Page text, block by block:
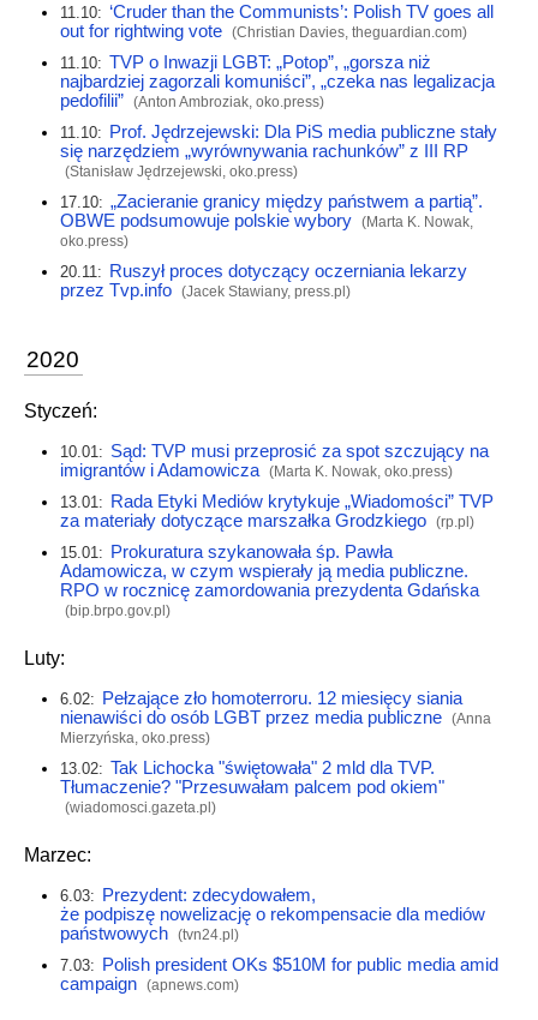
11.10: ‘Cruder than the Communists’: Polish TV goes all
out for rightwing vote (Christian Davies, theguardian.com)
11.10: TVP o Inwazji LGBT: „Potop”, „gorsza niż
najbardziej zagorzali komuniści”, „czeka nas legalizacja
pedofilii” (Anton Ambroziak, oko.press)
11.10: Prof. Jędrzejewski: Dla PiS media publiczne stały
się narzędziem „wyrównywania rachunków” z III RP
(Stanisław Jędrzejewski, oko.press)
17.10: „Zacieranie granicy między państwem a partią”.
OBWE podsumowuje polskie wybory (Marta K. Nowak,
oko.press)
20.11: Ruszył proces dotyczący oczerniania lekarzy
przez Tvp.info (Jacek Stawiany, press.pl)
2020
Styczeń:
10.01: Sąd: TVP musi przeprosić za spot szczujący na
imigrantów i Adamowicza (Marta K. Nowak, oko.press)
13.01: Rada Etyki Mediów krytykuje „Wiadomości” TVP
za materiały dotyczące marszałka Grodzkiego (rp.pl)
15.01: Prokuratura szykanowała śp. Pawła
Adamowicza, w czym wspierały ją media publiczne.
RPO w rocznicę zamordowania prezydenta Gdańska
(bip.brpo.gov.pl)
Luty:
6.02: Pełzające zło homoterroru. 12 miesięcy siania
nienawiści do osób LGBT przez media publiczne (Anna
Mierzyńska, oko.press)
13.02: Tak Lichocka "świętowała" 2 mld dla TVP.
Tłumaczenie? "Przesuwałam palcem pod okiem"
(wiadomosci.gazeta.pl)
Marzec:
6.03: Prezydent: zdecydowałem,
że podpiszę nowelizację o rekompensacie dla mediów
państwowych (tvn24.pl)
7.03: Polish president OKs $510M for public media amid
campaign (apnews.com)